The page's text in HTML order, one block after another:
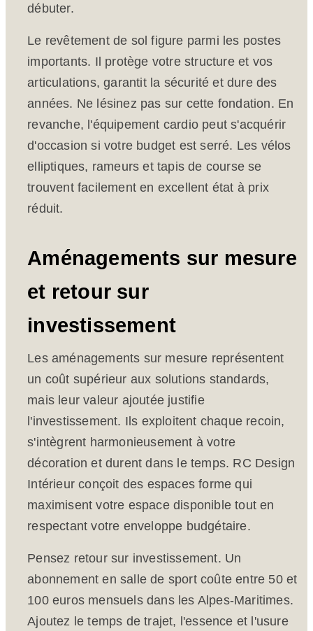
débuter.
Le revêtement de sol figure parmi les postes
importants. Il protège votre structure et vos
articulations, garantit la sécurité et dure des
années. Ne lésinez pas sur cette fondation. En
revanche, l'équipement cardio peut s'acquérir
d'occasion si votre budget est serré. Les vélos
elliptiques, rameurs et tapis de course se
trouvent facilement en excellent état à prix
réduit.
Aménagements sur mesure
et retour sur
investissement
Les aménagements sur mesure représentent
un coût supérieur aux solutions standards,
mais leur valeur ajoutée justifie
l'investissement. Ils exploitent chaque recoin,
s'intègrent harmonieusement à votre
décoration et durent dans le temps. RC Design
Intérieur conçoit des espaces forme qui
maximisent votre espace disponible tout en
respectant votre enveloppe budgétaire.
Pensez retour sur investissement. Un
abonnement en salle de sport coûte entre 50 et
100 euros mensuels dans les Alpes-Maritimes.
Ajoutez le temps de trajet, l'essence et l'usure